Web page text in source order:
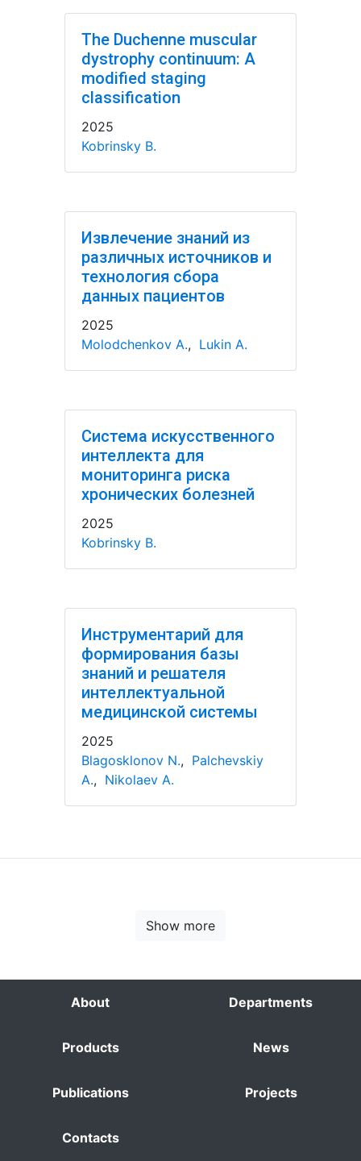
The Duchenne muscular
dystrophy continuum: A
modified staging
classification
2025
Kobrinsky B.
Извлечение знаний из
различных источников и
технология сбора
данных пациентов
2025
Molodchenkov A., Lukin A.
Система искусственного
интеллекта для
мониторинга риска
хронических болезней
2025
Kobrinsky B.
Инструментарий для
формирования базы
знаний и решателя
интеллектуальной
медицинской системы
2025
Blagosklonov N., Palchevskiy
A., Nikolaev A.
Show more
About Departments
Products News
Publications Projects
Contacts